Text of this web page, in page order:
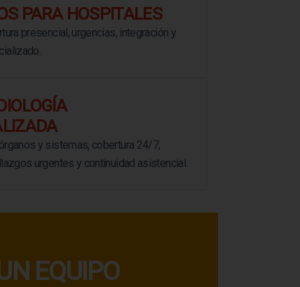
PARA HOSPITALES
presencial, urgencias, integración y
y sistemas, cobertura 24/7,
urgentes y continuidad asistencial.
EQUIPO